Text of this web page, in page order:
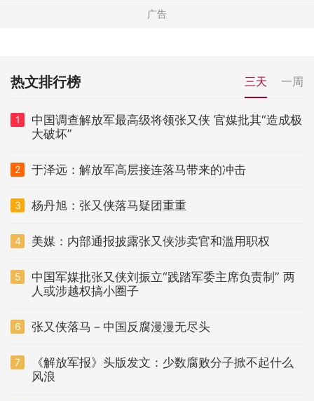
热文排行榜 三天 一周
1
中国调查解放军最高级将领张又侠 官媒批其“造成极
大破坏”
2 于泽远：解放军高层接连落马带来的冲击
3 杨丹旭：张又侠落马疑团重重
4 美媒：内部通报披露张又侠涉卖官和滥用职权
5
中国军媒批张又侠刘振立“践踏军委主席负责制” 两
人或涉越权搞小圈子
6 张又侠落马－中国反腐漫漫无尽头
7
《解放军报》头版发文：少数腐败分子掀不起什么
风浪